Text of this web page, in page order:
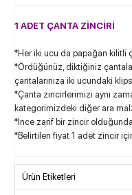
1 ADET ÇANTA ZİNCİRİ
*Her iki ucu da papağan kilitli
*Ördüğünüz, diktiğiniz
çantalarınıza iki ucundaki
*Çanta zincirlerimizi aynı
kategorimizdeki diğer ara
*İnce zarif bir zincir
*Belirtilen fiyat 1 adet zincir
Ürün Etiketleri